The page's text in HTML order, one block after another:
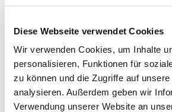
Diese Webseite verwendet Cookies
Wir verwenden Cookies, um Inhalte
personalisieren, Funktionen für
zu können und die Zugriffe auf
analysieren. Außerdem geben wir
Verwendung unserer Website an